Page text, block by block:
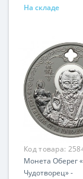
На складе
Код товара:
Монета Оберег
Чудотворец» -